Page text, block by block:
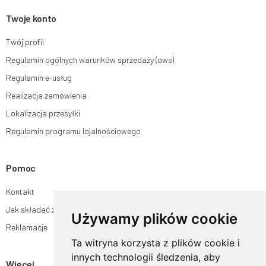
Używamy plików cookie
Ta witryna korzysta z plików cookie i
innych technologii śledzenia, aby
Twoje konto
Twój profil
Regulamin ogólnych warunków sprzedaży (ows)
Regulamin e-usług
Realizacja zamówienia
Lokalizacja przesyłki
Regulamin programu lojalnościowego
Pomoc
Kontakt
Jak składać zamówienia w sklepie ogrodyhildegardy.pl?
Reklamacje